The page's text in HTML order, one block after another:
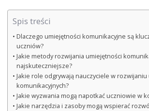
Spis treści
Dlaczego umiejętności komunikacyjne są
uczniów?
Jakie metody rozwijania umiejętności
najskuteczniejsze?
Jakie role odgrywają nauczyciele w rozwijaniu
komunikacyjnych?
Jakie wyzwania mogą napotkać uczniowie w
Jakie narzędzia i zasoby mogą wspierać